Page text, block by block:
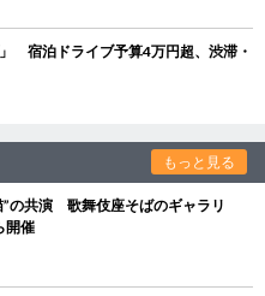
宿泊ドライブ予算4万円超、渋滞・
もっと見る
”の共演 歌舞伎座そばのギャラリ
開催